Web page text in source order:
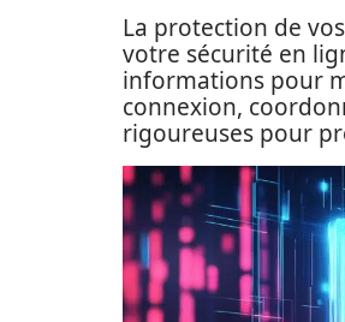
La protection de
votre sécurité en
informations pour
connexion,
rigoureuses pour